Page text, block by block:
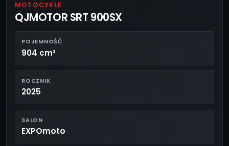
MOTOCYKLE
QJMOTOR SRT 900SX
POJEMNOŚĆ
904 cm³
ROCZNIK
2025
SALON
EXPOmoto